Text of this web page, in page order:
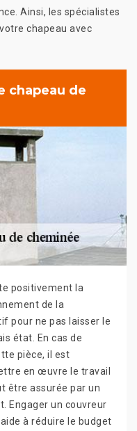
Ainsi, les spécialistes
chapeau avec
chapeau de
positivement la
de la
pour ne pas laisser le
état. En cas de
pièce, il est
en œuvre le travail
être assurée par un
Engager un couvreur
à réduire le budget